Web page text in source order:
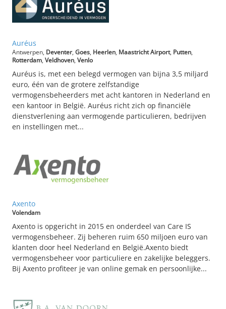
Auréus
Antwerpen, Deventer, Goes, Heerlen, Maastricht Airport, Putten,
Rotterdam, Veldhoven, Venlo
Auréus is, met een belegd vermogen van bijna 3,5 miljard
euro, één van de grotere zelfstandige
vermogensbeheerders met acht kantoren in Nederland en
een kantoor in België. Auréus richt zich op financiële
dienstverlening aan vermogende particulieren, bedrijven
en instellingen met...
Axento
Volendam
Axento is opgericht in 2015 en onderdeel van Care IS
vermogensbeheer. Zij beheren ruim 650 miljoen euro van
klanten door heel Nederland en België.Axento biedt
vermogensbeheer voor particuliere en zakelijke beleggers.
Bij Axento profiteer je van online gemak en persoonlijke...